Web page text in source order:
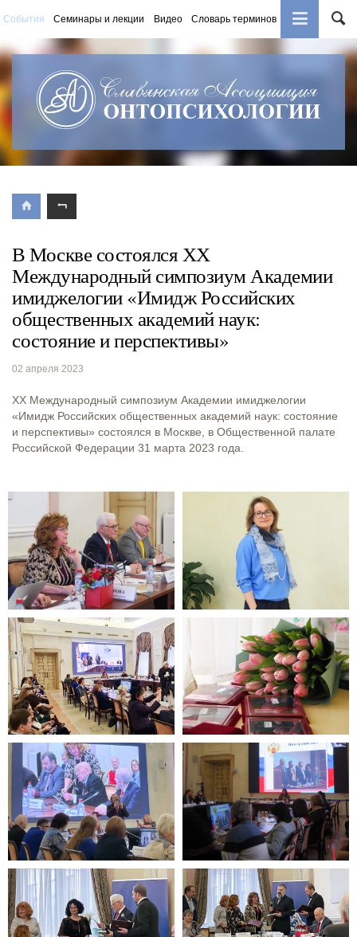
События Семинары и лекции Видео Словарь терминов Книги
В Москве состоялся ХХ
Международный симпозиум Академии
имиджелогии «Имидж Российских
общественных академий наук:
состояние и перспективы»
02 апреля 2023
ХХ Международный симпозиум Академии имиджелогии
«Имидж Российских общественных академий наук: состояние
и перспективы» состоялся в Москве, в Общественной палате
Российской Федерации 31 марта 2023 года.